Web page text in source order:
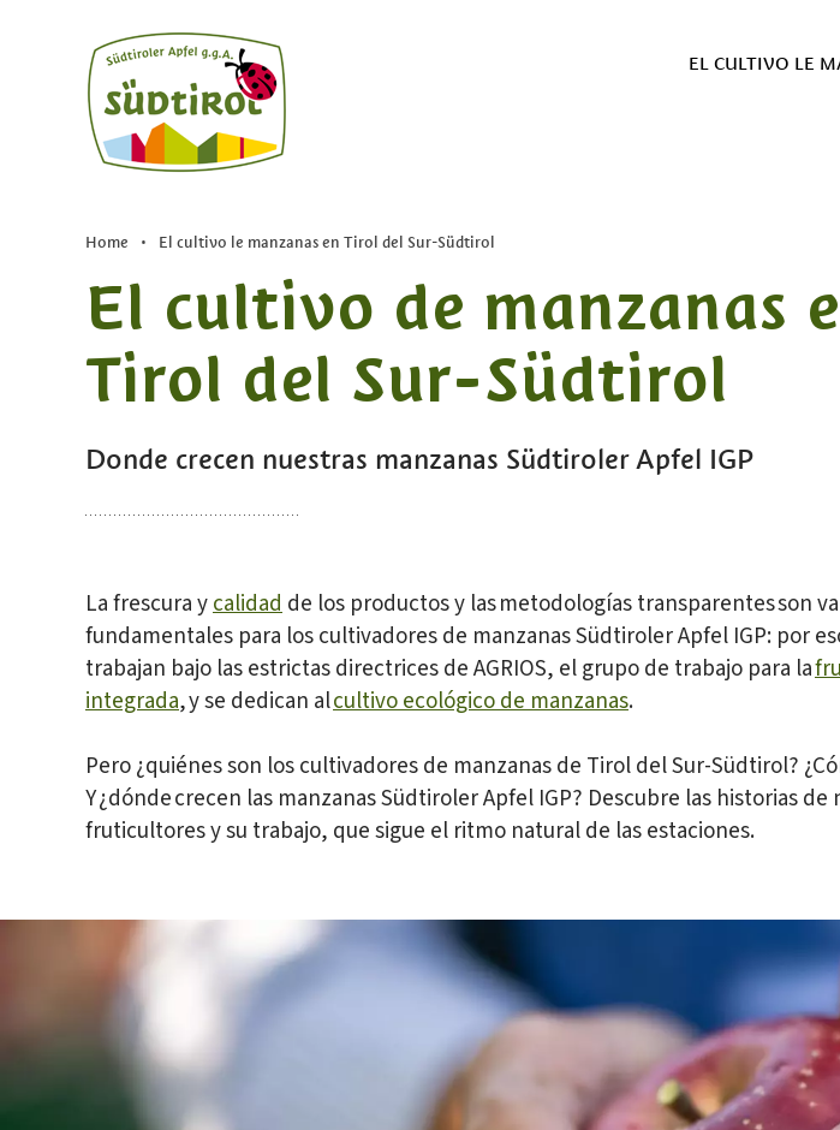
EL CULTIVO LE
Home • El cultivo le manzanas en Tirol del Sur-Südtirol
El cultivo de manzanas
Tirol del Sur-Südtirol
Donde crecen nuestras manzanas Südtiroler Apfel IGP
La frescura ycalidadde los productos y las metodologías transparentes son
fundamentales para los cultivadores de manzanas Südtiroler Apfel IGP: por
trabajan bajo las estrictas directrices de AGRIOS, el grupo de trabajo para la
integrada, y se dedican alcultivo ecológico de manzanas.
Pero ¿quiénes son los cultivadores de manzanas de Tirol del Sur-Südtirol?
Y ¿dónde crecen las manzanas Südtiroler Apfel IGP? Descubre las historias de
fruticultores y su trabajo, que sigue el ritmo natural de las estaciones.